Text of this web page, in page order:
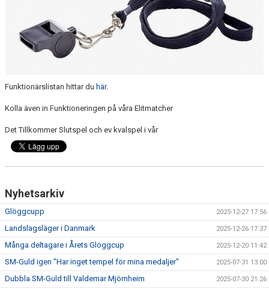
SPONSORER
BÖRJA SPELA, AVGIFTER, BLI MEDLEM
Funktionärslistan hittar du här.
Kolla även in Funktioneringen på våra Elitmatcher
Det Tillkommer Slutspel och ev kvalspel i vår
Nyhetsarkiv
Glöggcupp 2025-12-27 17:56
Landslagsläger i Danmark 2025-12-26 17:37
Många deltagare i Årets Glöggcup 2025-12-20 11:42
SM-Guld igen "Har inget tempel för mina medaljer" 2025-07-31 13:00
Dubbla SM-Guld till Valdemar Mjörnheim 2025-07-30 21:26